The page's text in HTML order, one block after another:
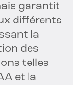
garantit
différents
la
des
telles
et la